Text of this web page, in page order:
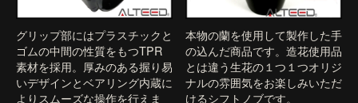
グリップ部にはプラスチックと
ゴムの中間の性質をもつTPR
素材を採用。厚みのある握り易
いデザインとベアリング内蔵に
よりスムーズな操作を行えま
本物の蘭を使用して製作した手
の込んだ商品です。造花使用品
とは違う生花の１つ１つオリジ
ナルの雰囲気をお楽しみいただ
けるシフトノブです。